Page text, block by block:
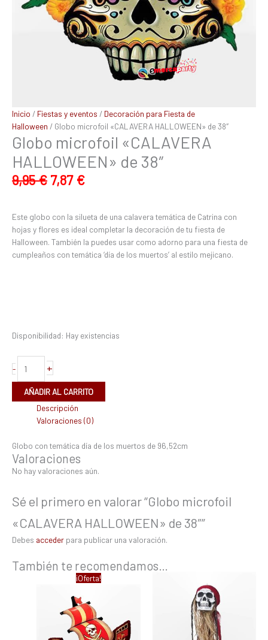
Inicio / Fiestas y eventos / Decoración para Fiesta de
Halloween / Globo microfoil «CALAVERA HALLOWEEN» de 38″
Globo microfoil «CALAVERA
HALLOWEEN» de 38″
9,95€ 7,87 €
Este globo con la silueta de una calavera temática de Catrina con
hojas y flores es ideal completar la decoración de tu fiesta de
Halloween. También la puedes usar como adorno para una fiesta de
cumpleaños con temática ‘día de los muertos’ al estilo mejicano.
Disponibilidad: Hay existencias
- +
AÑADIR AL CARRITO
Descripción
Valoraciones (0)
Globo con temática día de los muertos de 96,52cm
Valoraciones
No hay valoraciones aún.
Sé el primero en valorar “Globo microfoil
«CALAVERA HALLOWEEN» de 38″”
Debes acceder para publicar una valoración.
También te recomendamos…
¡Oferta!
El
original
era:
12,00 €.
es:
8,47 €.